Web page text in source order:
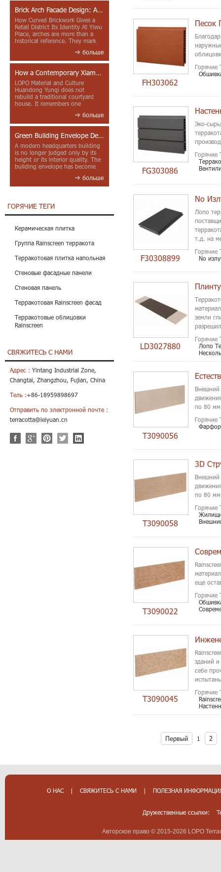
Brick Arch Facade Design: A Closer Look at Yiwu Place
How Curved Brickwork Gives a
Retail District Its Identity At Yiwu
Place, arches are more than a
historical reference. They mark
больше
How a Contemporary Xiamen Project Reframes Minnan Red Brick
LOPO Material and Culture
Huandong Yunqi does not
rebuild a traditional courtyard
house. It remembers one
больше
Green Building Envelope Design: Clay Sunscreen Fins for Modern Headquarters Architecture
A modern headquarters building
is no longer judged only by its
height or its interior quality. The
building envelope has become
больше
ГОРЯЧИЕ ТЕГИ
Керамическая плитка
Группа Rainscreen терракота
Терракотовая плитка напольная
Стеновые фасадные панели
Стеновая панель
Терракотовая Rainscreen фасад
Терракотовые облицовки
Rainscreen
СВЯЖИТЕСЬ С НАМИ
Адрес : Yintang Industrial Zone,
Changtai, Zhangzhou, Fujian, China
Тель :+86-18959898697
Отправить по электронной почте :
terracotta@leiyuan.cn
FH303062
Горячие
FG303086
Эко-
Горячие
F30308899
Лопо
т.д. на
Горячие
No
LD3027880
земли
Горячие
Лопо
T3090056
Внешний
по 80 мм
Горячие
T3090058
Внешний
по 80 мм
Горячие
T3090022
еще
Горячие
T3090045
зданий
себе
Горячие
Первый 1 2
О НАС | СВЯЖИТЕСЬ С НАМИ | ПОЛЕЗНАЯ
Дружественные ссылки:
Авторское право © 2015-2026 LOPO